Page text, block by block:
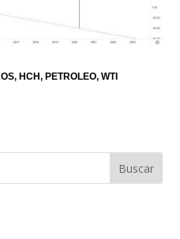
HCH PETROLEO WTI